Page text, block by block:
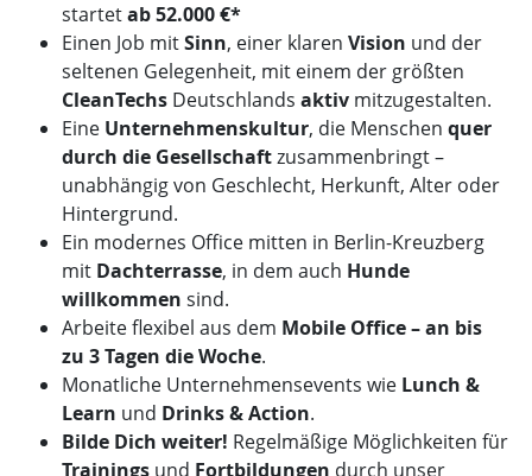
startetab 52.000 €*
Einen Job mitSinn, einer klaren Vision und der
seltenen Gelegenheit, mit einem der größten
CleanTechs Deutschlands aktiv mitzugestalten.
Eine Unternehmenskultur, die Menschen quer
durch die Gesellschaftzusammenbringt –
unabhängig von Geschlecht, Herkunft, Alter oder
Hintergrund.
Ein modernes Office mitten in Berlin-Kreuzberg
mit Dachterrasse, in dem auch Hunde
willkommen sind.
Arbeite flexibel aus dem Mobile Office – an bis
zu 3 Tagen die Woche.
Monatliche Unternehmensevents wie Lunch &
Learn und Drinks & Action.
Bilde Dich weiter! Regelmäßige Möglichkeiten für
Trainings und Fortbildungen durch unser